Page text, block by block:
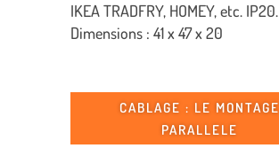
IKEA TRADFRY, HOMEY, etc. IP20.
Dimensions : 41 x 47 x 20
CABLAGE : LE MONTAGE
PARALLELE